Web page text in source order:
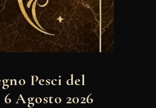
Pesci del
Agosto 2026